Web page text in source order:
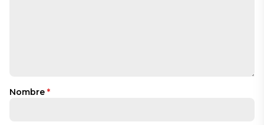
Nombre *